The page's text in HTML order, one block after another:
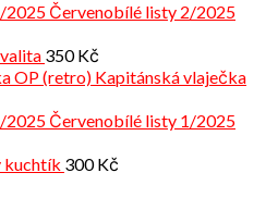
Červenobílé listy 2/2025
350Kč
Kapitánská vlaječka
Červenobílé listy 1/2025
kuchtík 300Kč